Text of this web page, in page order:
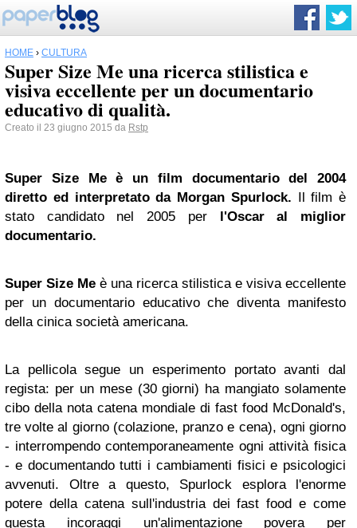
HOME › CULTURA
Super Size Me una ricerca stilistica e
visiva eccellente per un documentario
educativo di qualità.
Creato il 23 giugno 2015 da Rstp
Super Size Me è un film documentario del 2004
diretto ed interpretato da Morgan Spurlock. Il film è
stato candidato nel 2005 per l'Oscar al miglior
documentario.
Super Size Me è una ricerca stilistica e visiva eccellente
per un documentario educativo che diventa manifesto
della cinica società americana.
La pellicola segue un esperimento portato avanti dal
regista: per un mese (30 giorni) ha mangiato solamente
cibo della nota catena mondiale di fast food McDonald's,
tre volte al giorno (colazione, pranzo e cena), ogni giorno
- interrompendo contemporaneamente ogni attività fisica
- e documentando tutti i cambiamenti fisici e psicologici
avvenuti. Oltre a questo, Spurlock esplora l'enorme
potere della catena sull'industria dei fast food e come
questa incoraggi un'alimentazione povera per